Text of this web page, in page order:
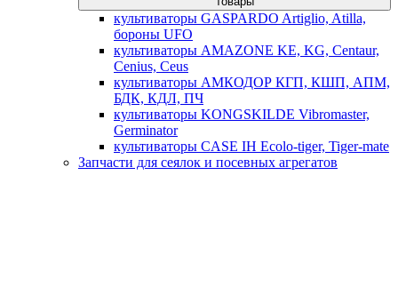
культиваторы GASPARDO Artiglio, Atilla,
бороны UFO
культиваторы AMAZONE KE, KG, Centaur,
Cenius, Ceus
культиваторы АМКОДОР КГП, КШП, АПМ,
БДК, КДЛ, ПЧ
культиваторы KONGSKILDE Vibromaster,
Germinator
культиваторы CASE IH Ecolo-tiger, Tiger-mate
Запчасти для сеялок и посевных агрегатов